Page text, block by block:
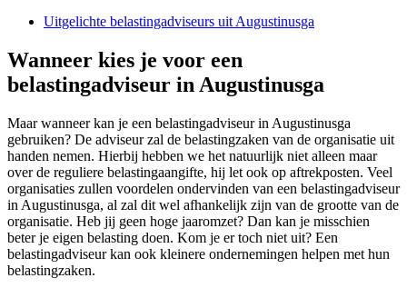
Uitgelichte belastingadviseurs uit Augustinusga
Wanneer kies je voor een
belastingadviseur in Augustinusga
Maar wanneer kan je een belastingadviseur in Augustinusga
gebruiken? De adviseur zal de belastingzaken van de organisatie uit
handen nemen. Hierbij hebben we het natuurlijk niet alleen maar
over de reguliere belastingaangifte, hij let ook op aftrekposten. Veel
organisaties zullen voordelen ondervinden van een belastingadviseur
in Augustinusga, al zal dit wel afhankelijk zijn van de grootte van de
organisatie. Heb jij geen hoge jaaromzet? Dan kan je misschien
beter je eigen belasting doen. Kom je er toch niet uit? Een
belastingadviseur kan ook kleinere ondernemingen helpen met hun
belastingzaken.